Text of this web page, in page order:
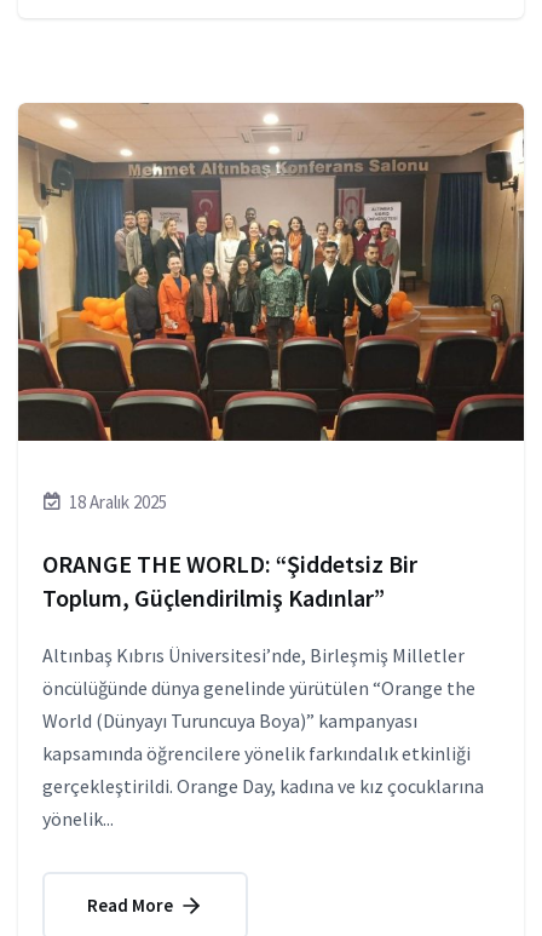
18 Aralık 2025
ORANGE THE WORLD: “Şiddetsiz Bir
Toplum, Güçlendirilmiş Kadınlar”
Altınbaş Kıbrıs Üniversitesi’nde, Birleşmiş Milletler
öncülüğünde dünya genelinde yürütülen “Orange the
World (Dünyayı Turuncuya Boya)” kampanyası
kapsamında öğrencilere yönelik farkındalık etkinliği
gerçekleştirildi. Orange Day, kadına ve kız çocuklarına
yönelik...
Read More